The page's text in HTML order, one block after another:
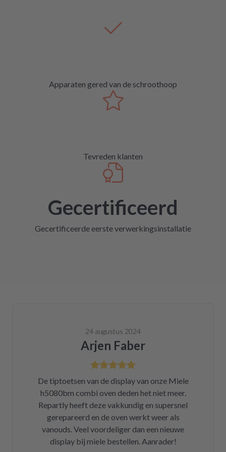
Apparaten gered van de schroothoop
Tevreden klanten
Gecertificeerd
Gecertificeerde eerste verwerkingsinstallatie
24 augustus 2024
Arjen Faber
De tiptoetsen van de display van onze Miele
h5080bm combi oven deden het niet meer.
Repartly heeft deze vakkundig en supersnel
gerepareerd en de oven werkt weer als
vanouds. Veel voordeliger dan een nieuwe
display bij miele bestellen. Aanrader!